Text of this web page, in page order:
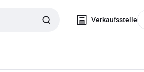
Verkaufsstelle